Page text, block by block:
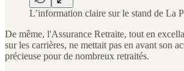
L’information claire sur le stand de La
De même, l'Assurance Retraite, tout en
sur les carrières, ne mettait pas en avant son
précieuse pour de nombreux retraités.